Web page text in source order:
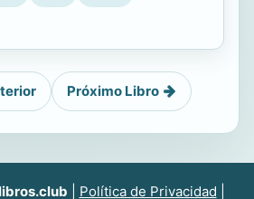
Próximo Libro
Política de Privacidad